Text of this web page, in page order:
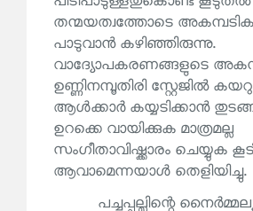
തന്മയത്വത്തോടെ
പാടുവാൻ കഴിഞ്ഞിരുന്നു.
വാദ്യോപകരണങ്ങളുടെ
ഉണ്ണിനമ്പൂതിരി സ്റ്റേജിൽ
ആൾക്കാർ കയ്യടിക്കാൻ
ഉറക്കെ വായിക്കുക മാത്രമല്ല
സംഗീതാവിഷ്ക്കാരം ചെയ്യുക
ആവാമെന്നയാൾ തെളിയിച്ചു.
പച്ചപ്പുല്ലിന്റെ